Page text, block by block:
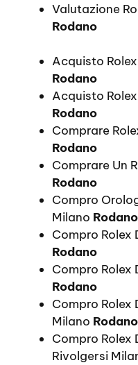
Valutazione
Rodano
Acquisto
Rodano
Acquisto
Rodano
Comprare
Rodano
Comprare Un
Rodano
Compro
Milano Rodano
Compro Rolex
Rodano
Compro Rolex
Rodano
Compro
Milano Rodano
Compro Rolex
Rivolgersi